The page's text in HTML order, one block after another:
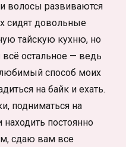
волосы развиваются
сидят довольные
тайскую кухню, но
остальное — ведь
способ моих
на байк и ехать.
подниматься на
постоянно
сдаю вам все